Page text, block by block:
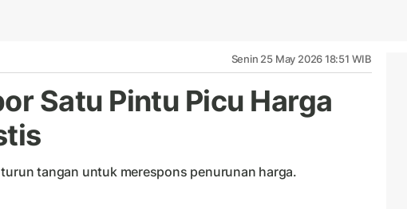
Senin 25 May 2026 18:51 WIB
Satu Pintu Picu Harga
tangan untuk merespons penurunan harga.